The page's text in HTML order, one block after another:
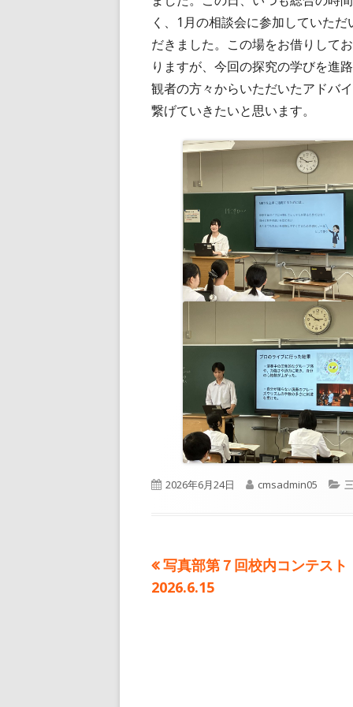
く、1月の相談会に参加していた
だきました。この場をお借りして
りますが、今回の探究の学びを進
観者の方々からいただいたアドバ
繋げていきたいと思います。
公
2026年6月24日
作
cmsadmin05
カ
投前
の
写真部第７回校内コンテスト
2026.6.15